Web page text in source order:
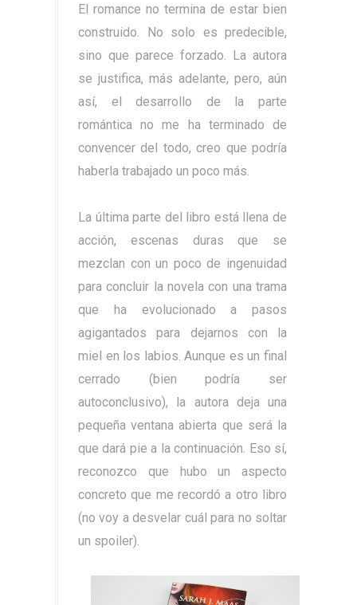
El romance no termina de estar bien
construido. No solo es predecible,
sino que parece forzado. La autora
se justifica, más adelante, pero, aún
así, el desarrollo de la parte
romántica no me ha terminado de
convencer del todo, creo que podría
haberla trabajado un poco más.
La última parte del libro está llena de
acción, escenas duras que se
mezclan con un poco de ingenuidad
para concluir la novela con una trama
que ha evolucionado a pasos
agigantados para dejarnos con la
miel en los labios. Aunque es un final
cerrado (bien podría ser
autoconclusivo), la autora deja una
pequeña ventana abierta que será la
que dará pie a la continuación. Eso sí,
reconozco que hubo un aspecto
concreto que me recordó a otro libro
(no voy a desvelar cuál para no soltar
un spoiler).